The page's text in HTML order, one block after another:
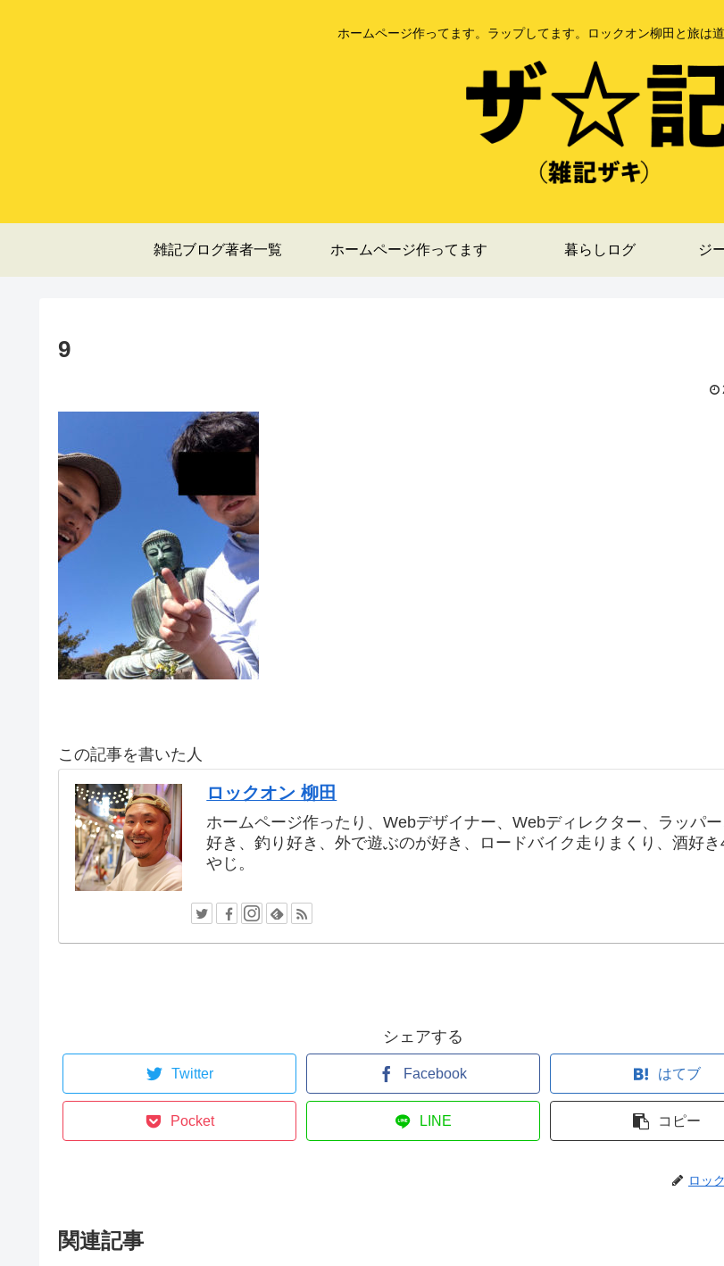
ホームページ作ってます。ラップしてます。ロックオン柳田と旅は
雑記ブログ著者一覧 ホームページ作ってます 暮らしログ ジ
9
この記事を書いた人
ロックオン 柳田
ホームページ作ったり、Webデザイナー、Webディレクター、ラッパ
好き、釣り好き、外で遊ぶのが好き、ロードバイク走りまくり、酒好き
やじ。
シェアする
Twitter Facebook はてブ
Pocket LINE コピー
ロッ
関連記事